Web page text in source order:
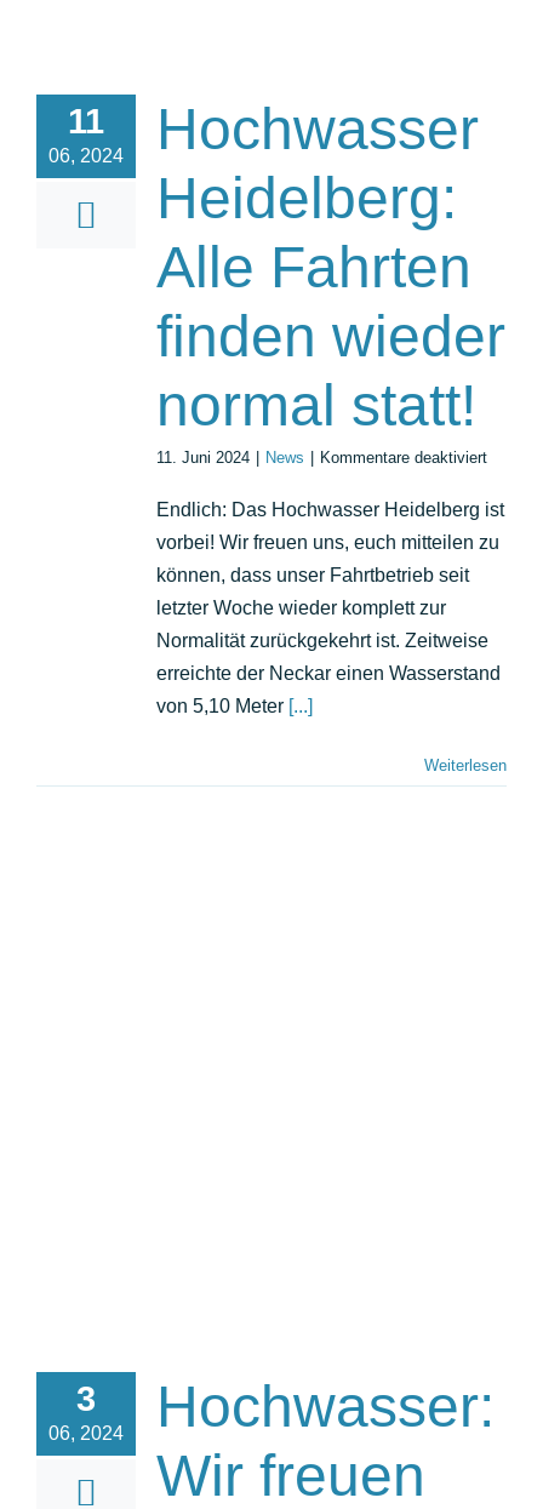
11
06, 2024
Hochwasser
Heidelberg:
Alle Fahrten
finden wieder
normal statt!
11. Juni 2024 News Kommentare deaktiviertfür
Fahrten
statt!
Endlich: Das Hochwasser Heidelberg ist
vorbei! Wir freuen uns, euch mitteilen zu
können, dass unser Fahrtbetrieb seit
letzter Woche wieder komplett zur
Normalität zurückgekehrt ist. Zeitweise
erreichte der Neckar einen Wasserstand
von 5,10 Meter [...]
Weiterlesen
3
06, 2024
Hochwasser:
Wir freuen